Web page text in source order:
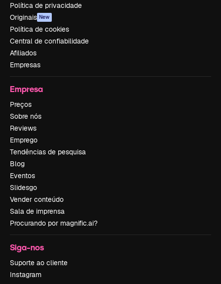
Política de privacidade
Originais New
Política de cookies
Central de confiabilidade
Afiliados
Empresas
Empresa
Preços
Sobre nós
Reviews
Emprego
Tendências de pesquisa
Blog
Eventos
Slidesgo
Vender conteúdo
Sala de imprensa
Procurando por magnific.ai?
Siga-nos
Suporte ao cliente
Instagram